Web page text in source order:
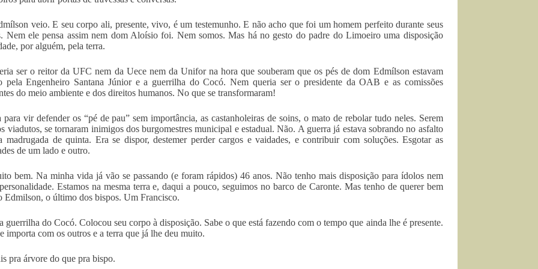
veio. E seu corpo ali, presente, vivo, é um testemunho. E não acho que foi um homem perfeito durante seus
Nem ele pensa assim nem dom Aloísio foi. Nem somos. Mas há no gesto do padre do Limoeiro uma disposição
por alguém, pela terra.
ser o reitor da UFC nem da Uece nem da Unifor na hora que souberam que os pés de dom Edmílson estavam
pela Engenheiro Santana Júnior e a guerrilha do Cocó. Nem queria ser o presidente da OAB e as comissões
do meio ambiente e dos direitos humanos. No que se transformaram!
para vir defender os “pé de pau” sem importância, as castanholeiras de soins, o mato de rebolar tudo neles. Serem
viadutos, se tornaram inimigos dos burgomestres municipal e estadual. Não. A guerra já estava sobrando no asfalto
madrugada de quinta. Era se dispor, destemer perder cargos e vaidades, e contribuir com soluções. Esgotar as
de um lado e outro.
bem. Na minha vida já vão se passando (e foram rápidos) 46 anos. Não tenho mais disposição para ídolos nem
Estamos na mesma terra e, daqui a pouco, seguimos no barco de Caronte. Mas tenho de querer bem
Edmilson, o último dos bispos. Um Francisco.
guerrilha do Cocó. Colocou seu corpo à disposição. Sabe o que está fazendo com o tempo que ainda lhe é presente.
importa com os outros e a terra que já lhe deu muito.
pra árvore do que pra bispo.